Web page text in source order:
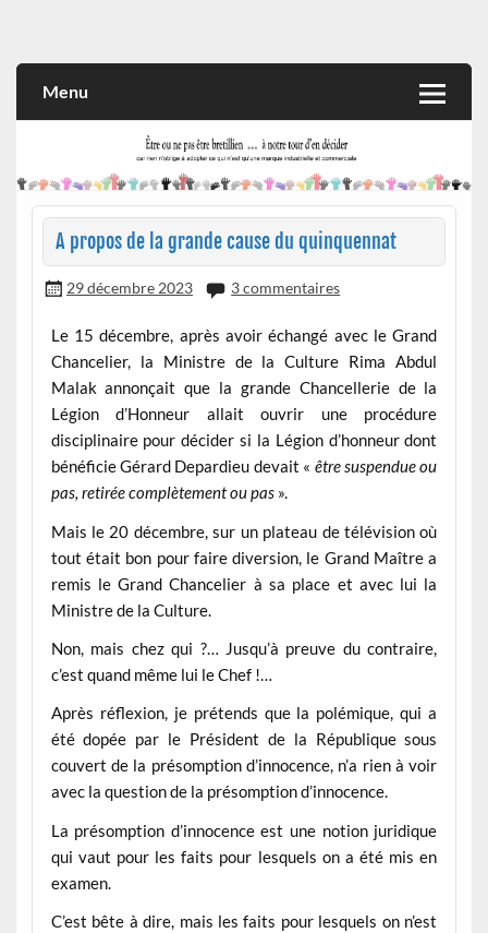
et commerciale
Menu
A propos de la grande cause du quinquennat
29 décembre 2023 3 commentaires
Le 15 décembre, après avoir échangé avec le Grand
Chancelier, la Ministre de la Culture Rima Abdul
Malak annonçait que la grande Chancellerie de la
Légion d’Honneur allait ouvrir une procédure
disciplinaire pour décider si la Légion d’honneur dont
bénéficie Gérard Depardieu devait « être suspendue ou
pas, retirée complètement ou pas».
Mais le 20 décembre, sur un plateau de télévision où
tout était bon pour faire diversion, le Grand Maître a
remis le Grand Chancelier à sa place et avec lui la
Ministre de la Culture.
Non, mais chez qui ?… Jusqu’à preuve du contraire,
c’est quand même lui le Chef !…
Après réflexion, je prétends que la polémique, qui a
été dopée par le Président de la République sous
couvert de la présomption d’innocence, n’a rien à voir
avec la question de la présomption d’innocence.
La présomption d’innocence est une notion juridique
qui vaut pour les faits pour lesquels on a été mis en
examen.
C’est bête à dire, mais les faits pour lesquels on n’est